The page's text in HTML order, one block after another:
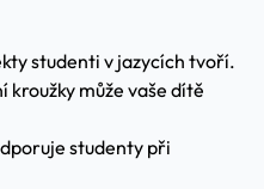
studenti v jazycích tvoří.
může vaše dítě
studenty při